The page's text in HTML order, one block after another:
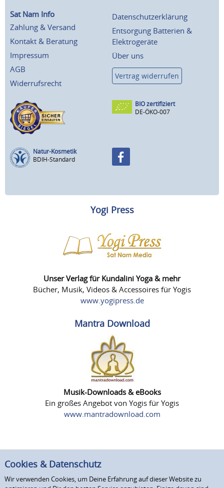
Sat Nam Info
Zahlung & Versand
Kontakt & Beratung
Impressum
AGB
Widerrufsrecht
Datenschutzerklärung
Entsorgung Batterien &
Elektrogeräte
Über uns
Vertrag widerrufen
BIO zertifiziert
DE-ÖKO-007
Natur-Kosmetik
BDIH-Standard
Yogi Press
Unser Verlag für Kundalini Yoga & mehr
Bücher, Musik, Videos & Accessoires für Yogis
www.yogipress.de
Mantra Download
Musik-Downloads & eBooks
Ein großes Angebot von Yogis für Yogis
www.mantradownload.com
Cookies & Datenschutz
Wir verwenden Cookies, um Deine Erfahrung auf dieser Website zu